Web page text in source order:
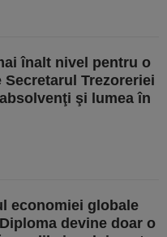
înalt nivel pentru o
Trezoreriei
şi lumea în
economiei globale
devine doar o